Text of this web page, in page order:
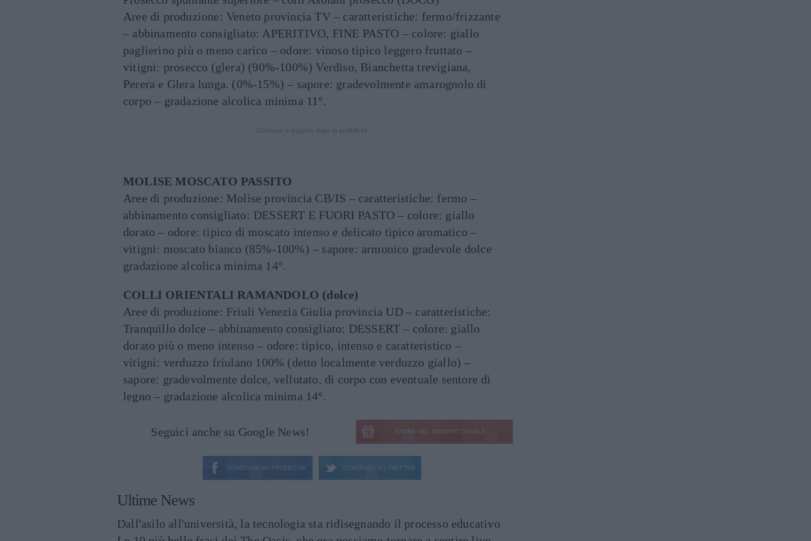
Aree di produzione: Veneto provincia TV – caratteristiche: fermo/frizzante
– abbinamento consigliato: APERITIVO, FINE PASTO – colore: giallo
paglierino più o meno carico – odore: vinoso tipico leggero fruttato –
vitigni: prosecco (glera) (90%-100%) Verdiso, Bianchetta trevigiana,
Perera e Glera lunga. (0%-15%) – sapore: gradevolmente amarognolo di
corpo – gradazione alcolica minima 11°.
MOLISE MOSCATO PASSITO
Aree di produzione: Molise provincia CB/IS – caratteristiche: fermo –
abbinamento consigliato: DESSERT E FUORI PASTO – colore: giallo
dorato – odore: tipico di moscato intenso e delicato tipico aromatico –
vitigni: moscato bianco (85%-100%) – sapore: armonico gradevole dolce
gradazione alcolica minima 14°.
COLLI ORIENTALI RAMANDOLO (dolce)
Aree di produzione: Friuli Venezia Giulia provincia UD – caratteristiche:
Tranquillo dolce – abbinamento consigliato: DESSERT – colore: giallo
dorato più o meno intenso – odore: tipico, intenso e caratteristico –
vitigni: verduzzo friulano 100% (detto localmente verduzzo giallo) –
sapore: gradevolmente dolce, vellutato, di corpo con eventuale sentore di
legno – gradazione alcolica minima 14°.
Seguici anche su Google News! ENTRA NEL NOSTRO CANALE
CONDIVIDI SU FACEBOOK CONDIVIDI SU TWITTER
Ultime News
Dall'asilo all'università, la tecnologia sta ridisegnando il processo educativo